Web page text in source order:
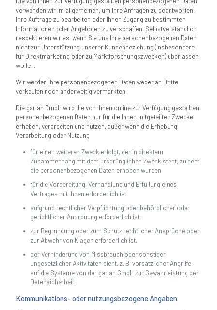
verwenden wir im allgemeinen, um Ihre Anfragen zu beantworten,
Ihre Aufträge zu bearbeiten oder Ihnen Zugang zu bestimmten
Informationen oder Angeboten zu verschaffen. Selbstverständlich
respektieren wir es, wenn Sie uns Ihre personenbezogenen Daten
nicht zur Unterstützung unserer Kundenbeziehung (insbesondere
für Direktmarketing oder zu Marktforschungszwecken) überlassen
wollen.
Wir werden Ihre personenbezogenen Daten weder an Dritte
verkaufen noch anderweitig vermarkten.
Die garian GmbH wird die von Ihnen online zur Verfügung gestellten
personenbezogenen Daten nur für die Ihnen mitgeteilten Zwecke
erheben, verarbeiten und nutzen, außer wenn die Erhebung,
Verarbeitung oder Nutzung
für einen weiteren Zweck erfolgt, der in direktem
Zusammenhang mit dem ursprünglichen Zweck steht, zu dem
die personenbezogenen Daten erhoben wurden
für die Vorbereitung, Verhandlung und Erfüllung eines
Vertrages mit Ihnen erforderlich ist
aufgrund rechtlicher Verpflichtung oder behördlicher oder
gerichtlicher Anordnung erforderlich ist,
zur Begründung oder zum Schutz rechtlicher Ansprüche oder
zur Abwehr von Klagen erforderlich ist,
der Verhinderung von Missbrauch oder sonstiger
ungesetzlicher Aktivitäten dient, z. B. vorsätzlicher Angriffe
auf die Systeme von der garian GmbH zur Gewährleistung der
Datensicherheit.
Kommunikations- oder nutzungsbezogene Angaben